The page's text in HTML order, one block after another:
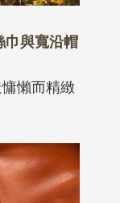
巾與寬沿帽
懶而精緻